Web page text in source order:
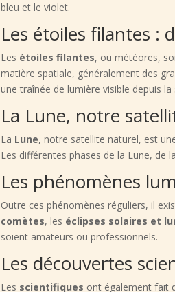
bleu et le violet.
Les étoiles filantes :
Les étoiles filantes, ou météores,
matière spatiale, généralement des
une traînée de lumière visible depuis
La Lune, notre
La Lune, notre satellite naturel, est
Les différentes phases de la Lune, de
Les phénomènes
Outre ces phénomènes réguliers, il
comètes, les éclipses solaires et
soient amateurs ou professionnels.
Les découvertes
Les scientifiques ont également fait